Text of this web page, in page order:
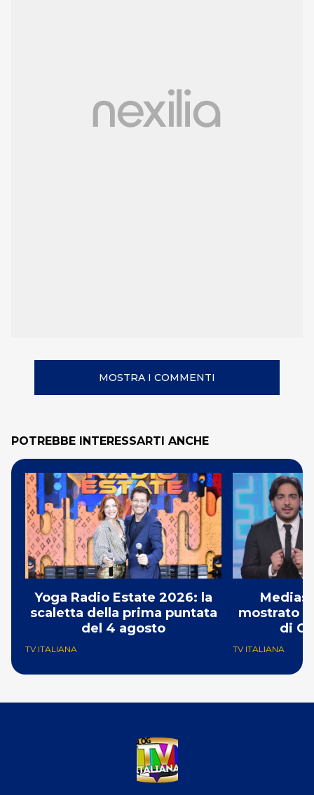
MOSTRA I COMMENTI
POTREBBE INTERESSARTI ANCHE
Yoga Radio Estate 2026: la
scaletta della prima puntata
del 4 agosto
TV ITALIANA
mostrato il
di
TV ITALIANA